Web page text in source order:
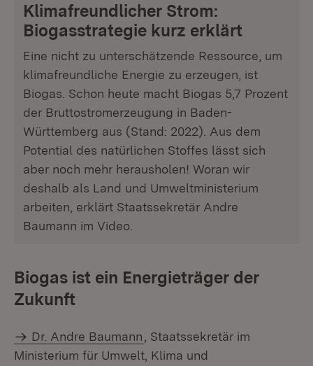
Klimafreundlicher Strom:
Biogasstrategie kurz erklärt
Eine nicht zu unterschätzende Ressource, um
klimafreundliche Energie zu erzeugen, ist
Biogas. Schon heute macht Biogas 5,7 Prozent
der Bruttostromerzeugung in Baden-
Württemberg aus (Stand: 2022). Aus dem
Potential des natürlichen Stoffes lässt sich
aber noch mehr herausholen! Woran wir
deshalb als Land und Umweltministerium
arbeiten, erklärt Staatssekretär Andre
Baumann im Video.
Biogas ist ein Energieträger der
Zukunft
Dr. Andre Baumann
, Staatssekretär im
Ministerium für Umwelt, Klima und